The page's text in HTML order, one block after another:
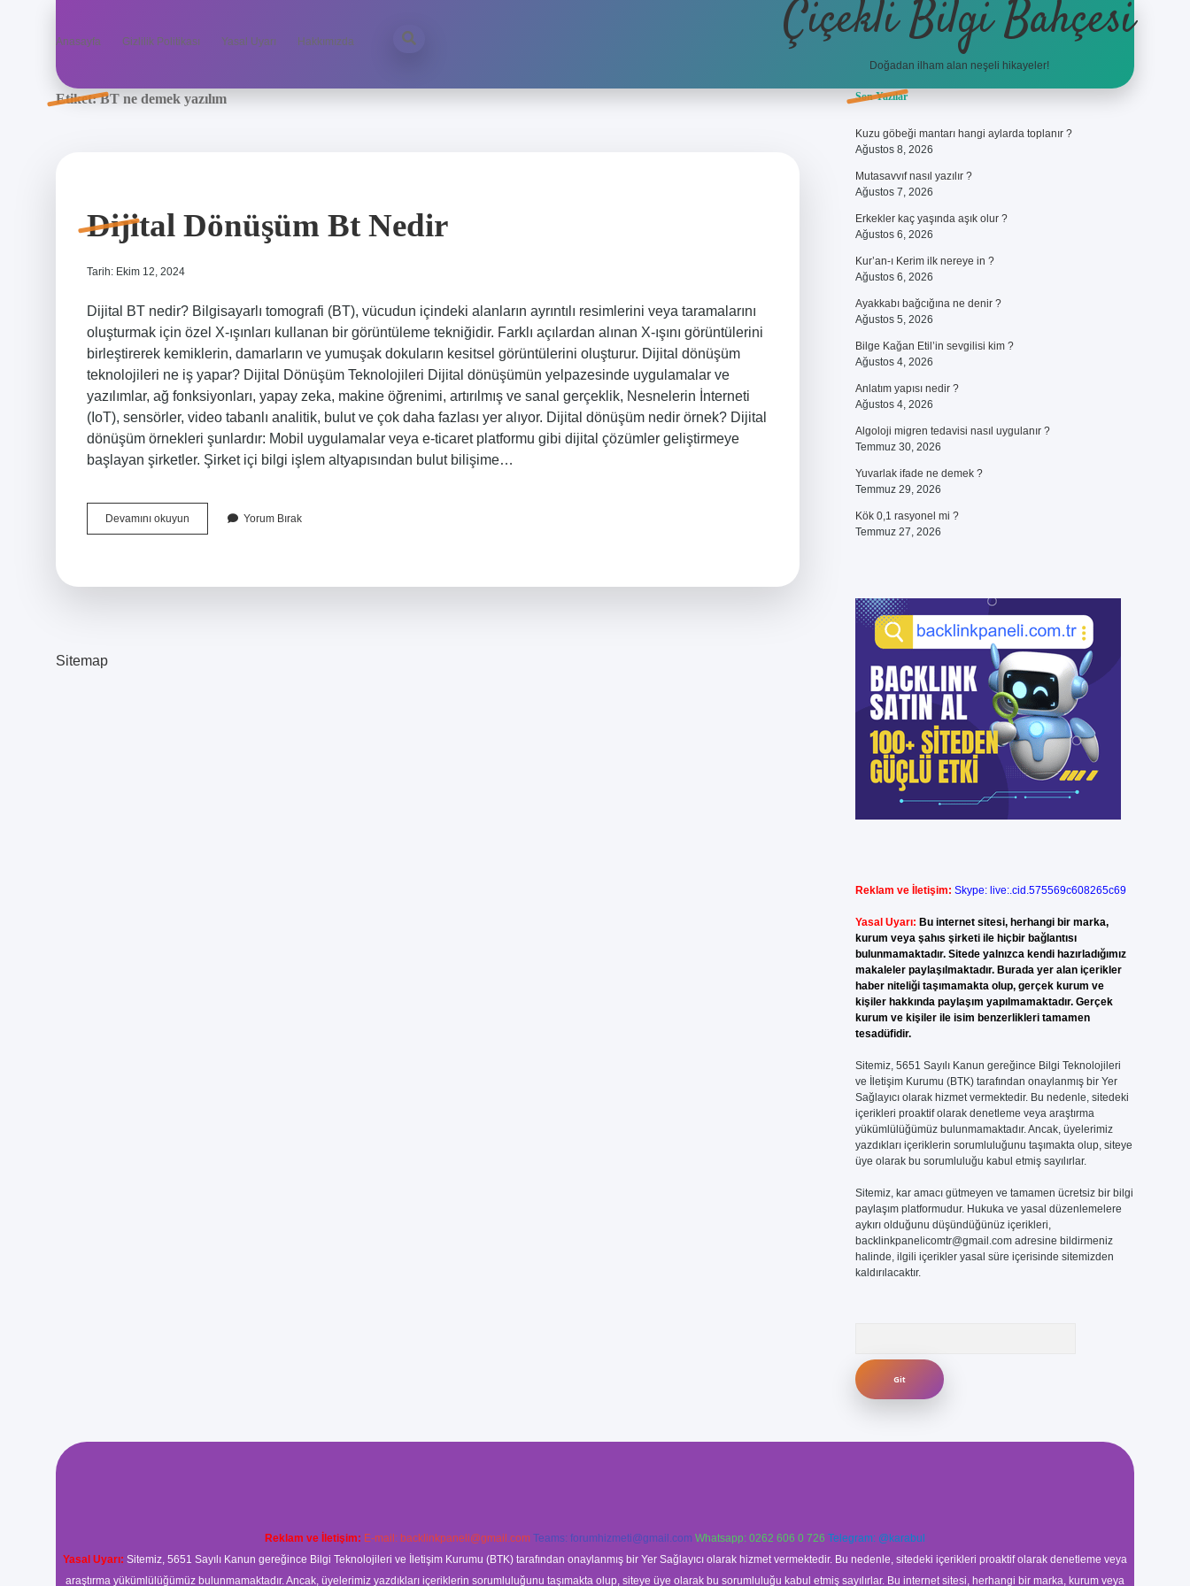
Anasayfa Gizlilik Politikası Yasal Uyarı Hakkımızda Çiçekli Bilgi Bahçesi
Doğadan ilham alan neşeli hikayeler!
Etiket:BT ne demek yazılım
Dijital Dönüşüm Bt Nedir
Tarih: Ekim 12, 2024
Dijital BT nedir? Bilgisayarlı tomografi (BT), vücudun içindeki alanların ayrıntılı resimlerini veya taramalarını
oluşturmak için özel X-ışınları kullanan bir görüntüleme tekniğidir. Farklı açılardan alınan X-ışını görüntülerini
birleştirerek kemiklerin, damarların ve yumuşak dokuların kesitsel görüntülerini oluşturur. Dijital dönüşüm
teknolojileri ne iş yapar? Dijital Dönüşüm Teknolojileri Dijital dönüşümün yelpazesinde uygulamalar ve
yazılımlar, ağ fonksiyonları, yapay zeka, makine öğrenimi, artırılmış ve sanal gerçeklik, Nesnelerin İnterneti
(IoT), sensörler, video tabanlı analitik, bulut ve çok daha fazlası yer alıyor. Dijital dönüşüm nedir örnek? Dijital
dönüşüm örnekleri şunlardır: Mobil uygulamalar veya e-ticaret platformu gibi dijital çözümler geliştirmeye
başlayan şirketler. Şirket içi bilgi işlem altyapısından bulut bilişime…
Devamını okuyun
Dönüşüm
Yorum Bırak
Sitemap
Sidebar
Son Yazılar
Kuzu göbeği mantarı hangi aylarda toplanır ?
Ağustos 8, 2026
Mutasavvıf nasıl yazılır ?
Ağustos 7, 2026
Erkekler kaç yaşında aşık olur ?
Ağustos 6, 2026
Kur’an-ı Kerim ilk nereye in ?
Ağustos 6, 2026
Ayakkabı bağcığına ne denir ?
Ağustos 5, 2026
Bilge Kağan Etil’in sevgilisi kim ?
Ağustos 4, 2026
Anlatım yapısı nedir ?
Ağustos 4, 2026
Algoloji migren tedavisi nasıl uygulanır ?
Temmuz 30, 2026
Yuvarlak ifade ne demek ?
Temmuz 29, 2026
Kök 0,1 rasyonel mi ?
Temmuz 27, 2026
Reklam ve İletişim: Skype: live:.cid.575569c608265c69
Yasal Uyarı: Bu internet sitesi, herhangi bir marka,
kurum veya şahıs şirketi ile hiçbir bağlantısı
bulunmamaktadır. Sitede yalnızca kendi hazırladığımız
makaleler paylaşılmaktadır. Burada yer alan içerikler
haber niteliği taşımamakta olup, gerçek kurum ve
kişiler hakkında paylaşım yapılmamaktadır. Gerçek
kurum ve kişiler ile isim benzerlikleri tamamen
tesadüfidir.
Sitemiz, 5651 Sayılı Kanun gereğince Bilgi Teknolojileri
ve İletişim Kurumu (BTK) tarafından onaylanmış bir Yer
Sağlayıcı olarak hizmet vermektedir. Bu nedenle, sitedeki
içerikleri proaktif olarak denetleme veya araştırma
yükümlülüğümüz bulunmamaktadır. Ancak, üyelerimiz
yazdıkları içeriklerin sorumluluğunu taşımakta olup, siteye
üye olarak bu sorumluluğu kabul etmiş sayılırlar.
Sitemiz, kar amacı gütmeyen ve tamamen ücretsiz bir bilgi
paylaşım platformudur. Hukuka ve yasal düzenlemelere
aykırı olduğunu düşündüğünüz içerikleri,
backlinkpanelicomtr@gmail.comadresine bildirmeniz
halinde, ilgili içerikler yasal süre içerisinde sitemizden
kaldırılacaktır.
Reklam ve İletişim: E-mail: backlinkpaneli@gmail.com Teams: forumhizmeti@gmail.com Whatsapp: 0262 606 0 726 Telegram: @karabul
Yasal Uyarı: Sitemiz, 5651 Sayılı Kanun gereğince Bilgi Teknolojileri ve İletişim Kurumu (BTK) tarafından onaylanmış bir Yer Sağlayıcı olarak hizmet vermektedir. Bu nedenle, sitedeki içerikleri proaktif olarak denetleme veya
araştırma yükümlülüğümüz bulunmamaktadır. Ancak, üyelerimiz yazdıkları içeriklerin sorumluluğunu taşımakta olup, siteye üye olarak bu sorumluluğu kabul etmiş sayılırlar. Bu internet sitesi, herhangi bir marka, kurum veya